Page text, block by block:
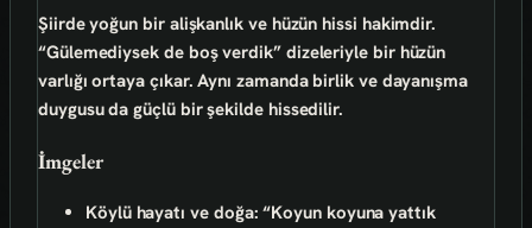
Şiirde yoğun bir alişkanlık ve hüzün hissi hakimdir.
“Gülemediysek de boş verdik” dizeleriyle bir hüzün
varlığı ortaya çıkar. Aynı zamanda birlik ve dayanışma
duygusu da güçlü bir şekilde hissedilir.
İmgeler
Köylü hayatı ve doğa: “Koyun koyuna yattık